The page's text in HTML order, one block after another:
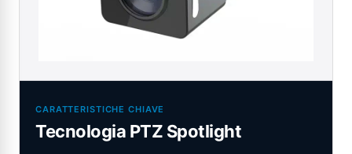
CARATTERISTICHE CHIAVE
Tecnologia PTZ Spotlight